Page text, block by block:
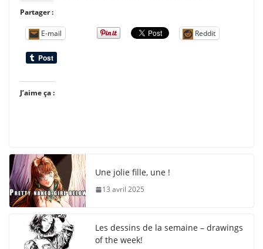
Partager :
E-mail Reddit
J’aime ça :
Une jolie fille, une !
13 avril 2025
Les dessins de la semaine – drawings
of the week!